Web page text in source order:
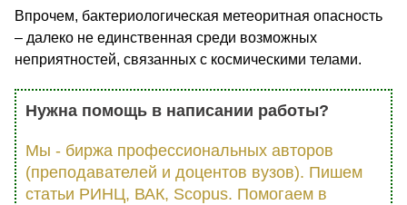
Впрочем, бактериологическая метеоритная опасность
– далеко не единственная среди возможных
неприятностей, связанных с космическими телами.
Нужна помощь в написании работы?
Мы - биржа профессиональных авторов
(преподавателей и доцентов вузов). Пишем
статьи РИНЦ, ВАК, Scopus. Помогаем в